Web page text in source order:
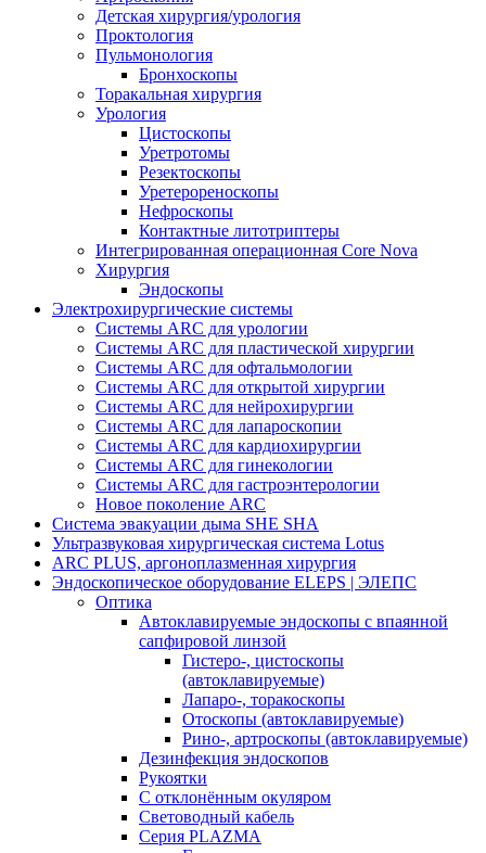
Детская хирургия/урология
Проктология
Пульмонология
Бронхоскопы
Торакальная хирургия
Урология
Цистоскопы
Уретротомы
Резектоскопы
Уретерореноскопы
Нефроскопы
Контактные литотриптеры
Интегрированная операционная Core Nova
Хирургия
Эндоскопы
Электрохирургические системы
Системы ARC для урологии
Системы ARC для пластической хирургии
Системы ARC для офтальмологии
Системы ARC для открытой хирургии
Системы ARC для нейрохирургии
Системы ARC для лапароскопии
Системы ARC для кардиохирургии
Системы ARC для гинекологии
Системы ARC для гастроэнтерологии
Новое поколение ARC
Система эвакуации дыма SHE SHA
Ультразвуковая хирургическая система Lotus
ARC PLUS, аргоноплазменная хирургия
Эндоскопическое оборудование ELEPS | ЭЛЕПС
Оптика
Автоклавируемые эндоскопы с впаянной
сапфировой линзой
Гистеро-, цистоскопы
(автоклавируемые)
Лапаро-, торакоскопы
Отоскопы (автоклавируемые)
Рино-, артроскопы (автоклавируемые)
Дезинфекция эндоскопов
Рукоятки
С отклонённым окуляром
Световодный кабель
Серия PLAZMA